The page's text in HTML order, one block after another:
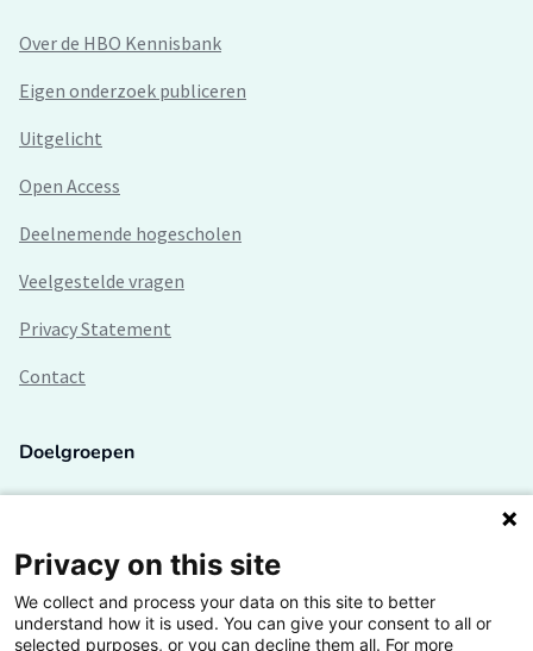
Over de HBO Kennisbank
Eigen onderzoek publiceren
Uitgelicht
Open Access
Deelnemende hogescholen
Veelgestelde vragen
Privacy Statement
Contact
Doelgroepen
Lectoren en onderzoekers
Bedrijven
Privacy on this site
We collect and process your data on this site to better
understand how it is used. You can give your consent to all or
selected purposes, or you can decline them all. For more